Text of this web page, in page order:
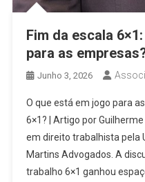
Fim da escala
para as
Junho 3, 2026
O que está em jogo para
6×1? | Artigo por
em direito trabalhista pela
Martins Advogados. A
trabalho 6×1 ganhou